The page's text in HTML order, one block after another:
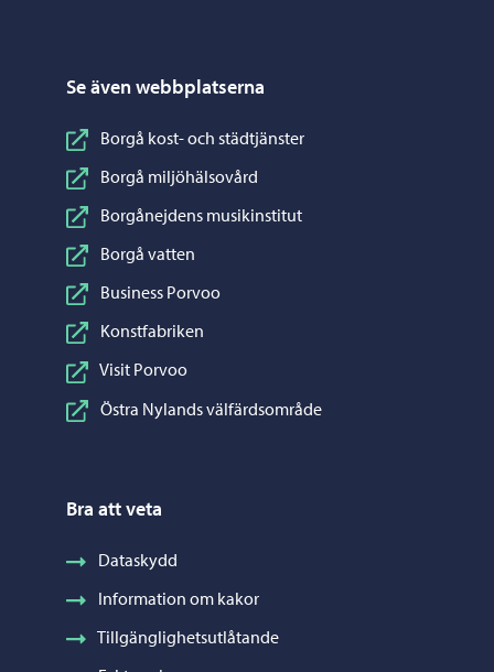
Se även webbplatserna
Borgå kost- och städtjänster
Borgå miljöhälsovård
Borgånejdens musikinstitut
Borgå vatten
Business Porvoo
Konstfabriken
Visit Porvoo
Östra Nylands välfärdsområde
Bra att veta
Dataskydd
Information om kakor
Tillgänglighetsutlåtande